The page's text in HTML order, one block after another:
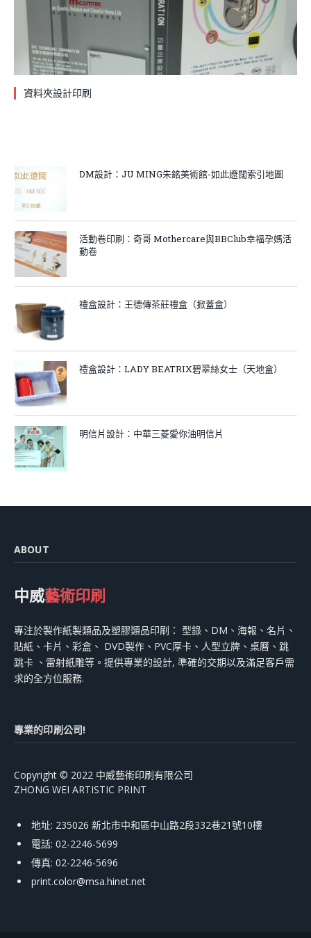
資料夾設計印刷
DM設計：JU MING朱銘美術館-如此遼闊索引地圖
活動卷印刷：奇哥 Mothercare與BBClub幸福孕媽活
動卷
禮盒設計：王德傳茶莊禮盒（掀蓋盒）
禮盒設計：LADY BEATRIX碧翠絲女士（天地盒）
明信片設計：中華三菱愛你油明信片
ABOUT
中威藝術印刷
專注於製作紙製類品及塑膠類品印刷： 型錄、DM、海報、名片、
貼紙、卡片、彩盒、 DVD製作、PVC厚卡、人型立牌、桌曆、跳
跳卡 、雷射紙雕等。提供專業的設計, 準確的交期以及滿足客戶需
求的全方位服務.
專業的印刷公司!
Copyright © 2022 中威藝術印刷有限公司
ZHONG WEI ARTISTIC PRINT
地址: 235026 新北市中和區中山路2段332巷21號10樓
電話: 02-2246-5699
傳真: 02-2246-5696
print.color@msa.hinet.net